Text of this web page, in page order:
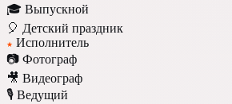
🎓 Выпускной
🎈 Детский праздник
★ Исполнитель
📷 Фотограф
🎥 Видеограф
🎙️ Ведущий